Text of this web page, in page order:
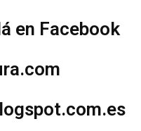
en Facebook